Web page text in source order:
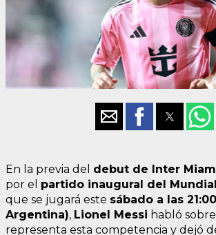
En la previa del debut de Inter
por el partido inaugural del
que se jugará este sábado a las
Argentina), Lionel Messi habló
representa esta competencia y dejó